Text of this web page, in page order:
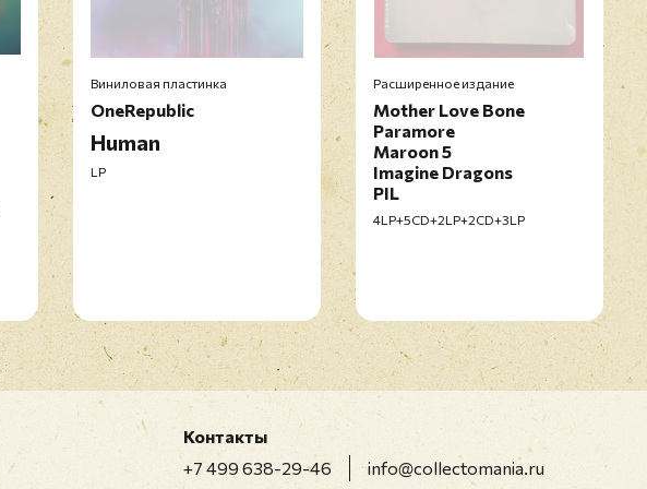
Виниловая пластинка
OneRepublic
Human
LP
Расширенное издание
Mother Love Bone
Paramore
Maroon 5
Imagine Dragons
PIL
4LP+5CD+2LP+2CD+3LP
Контакты
+7 499 638-29-46
info@collectomania.ru